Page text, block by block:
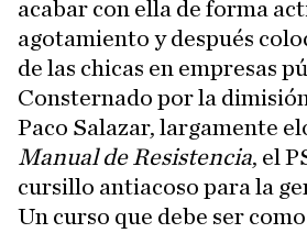
acabar con ella de forma
agotamiento y después
de las chicas en empresas
Consternado por la
Paco Salazar, largamente
Manual de Resistencia, el
cursillo antiacoso para la
Un curso que debe ser